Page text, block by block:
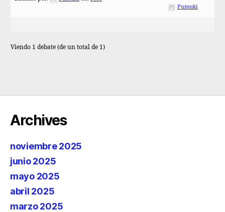
Pumuki
Viendo 1 debate (de un total de 1)
Archives
noviembre 2025
junio 2025
mayo 2025
abril 2025
marzo 2025